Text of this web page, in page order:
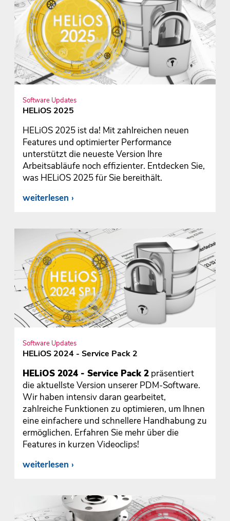
Software Updates
HELiOS 2025
HELiOS 2025 ist da! Mit zahlreichen neuen
Features und optimierter Performance
unterstützt die neueste Version Ihre
Arbeitsabläufe noch effizienter. Entdecken Sie,
was HELiOS 2025 für Sie bereithält.
weiterlesen
Software Updates
HELiOS 2024 - Service Pack 2
HELiOS 2024 - Service Pack 2präsentiert
die aktuellste Version unserer PDM-Software.
Wir haben intensiv daran gearbeitet,
zahlreiche Funktionen zu optimieren, um Ihnen
eine einfachere und schnellere Handhabung zu
ermöglichen. Erfahren Sie mehr über die
Features in kurzen Videoclips!
weiterlesen